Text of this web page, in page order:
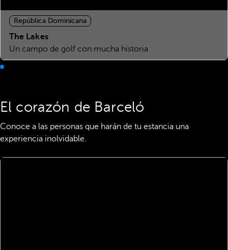
República Dominicana
The Lakes
Un campo de golf con mucha historia
El corazón de Barceló
Conoce a las personas que harán de tu estancia una
experiencia inolvidable.